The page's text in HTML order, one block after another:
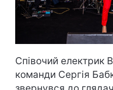
Співочий електрик
команди Сергія